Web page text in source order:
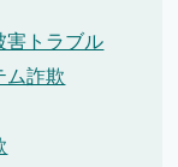
害トラブル
ム詐欺